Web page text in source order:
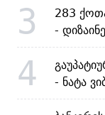
3
283
-
4
- ნატა